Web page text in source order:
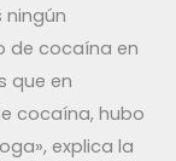
ningún
de cocaína en
que en
cocaína, hubo
explica la